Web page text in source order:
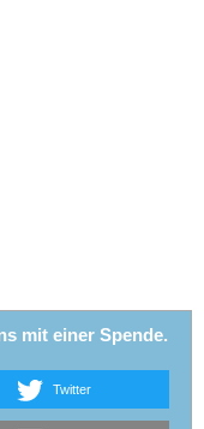
mit einer Spende.
Twitter